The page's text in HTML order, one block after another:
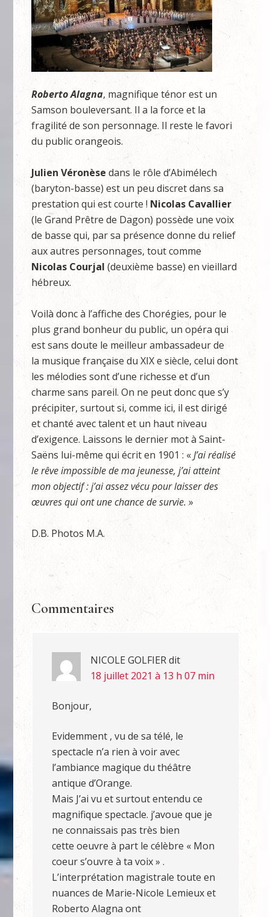
Roberto Alagna, magnifique ténor est un
Samson bouleversant. Il a la force et la
fragilité de son personnage. Il reste le favori
du public orangeois.
Julien Véronèse dans le rôle d’Abimélech
(baryton-basse) est un peu discret dans sa
prestation qui est courte ! Nicolas Cavallier
(le Grand Prêtre de Dagon) possède une voix
de basse qui, par sa présence donne du relief
aux autres personnages, tout comme
Nicolas Courjal (deuxième basse) en vieillard
hébreux.
Voilà donc à l’affiche des Chorégies, pour le
plus grand bonheur du public, un opéra qui
est sans doute le meilleur ambassadeur de
la musique française du XIX e siècle, celui dont
les mélodies sont d’une richesse et d’un
charme sans pareil. On ne peut donc que s’y
précipiter, surtout si, comme ici, il est dirigé
et chanté avec talent et un haut niveau
d’exigence. Laissons le dernier mot à Saint-
Saëns lui-même qui écrit en 1901 : «J’ai réalisé
le rêve impossible de ma jeunesse, j’ai atteint
mon objectif : j’ai assez vécu pour laisser des
œuvres qui ont une chance de survie.»
D.B. Photos M.A.
Commentaires
NICOLE GOLFIERdit
18 juillet 2021 à 13 h 07 min
Bonjour,
Evidemment , vu de sa télé, le
spectacle n’a rien à voir avec
l’ambiance magique du théâtre
antique d’Orange.
Mais J’ai vu et surtout entendu ce
magnifique spectacle. j’avoue que je
ne connaissais pas très bien
cette oeuvre à part le célèbre « Mon
coeur s’ouvre à ta voix » .
L’interprétation magistrale toute en
nuances de Marie-Nicole Lemieux et
Roberto Alagna ont